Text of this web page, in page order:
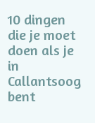
10 dingen
die je moet
doen als je
in
Callantsoog
bent